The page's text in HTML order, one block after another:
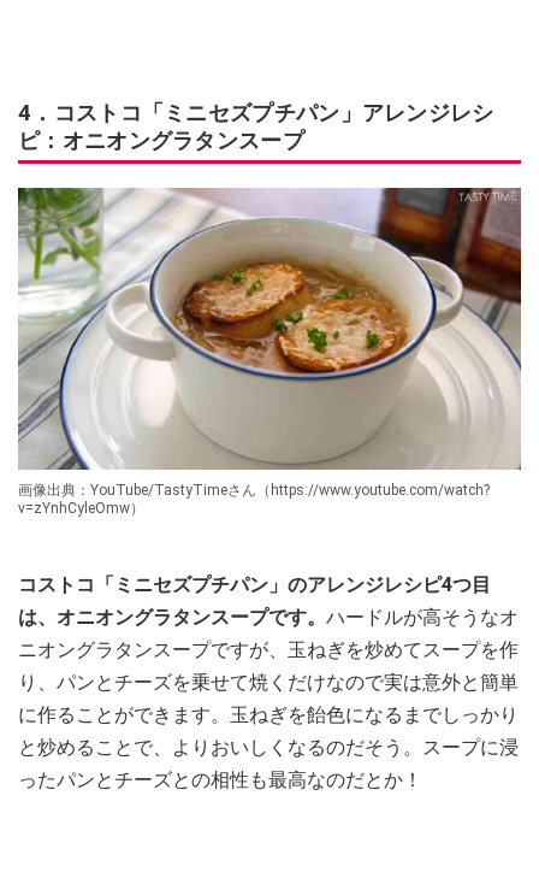
4．コストコ「ミニセズプチパン」アレンジレシ
ピ：オニオングラタンスープ
画像出典：YouTube/TastyTimeさん（https://www.youtube.com/watch?
v=zYnhCyleOmw）
コストコ「ミニセズプチパン」のアレンジレシピ4つ目
は、オニオングラタンスープです。 ハードルが高そうなオ
ニオングラタンスープですが、玉ねぎを炒めてスープを作
り、パンとチーズを乗せて焼くだけなので実は意外と簡単
に作ることができます。玉ねぎを飴色になるまでしっかり
と炒めることで、よりおいしくなるのだそう。スープに浸
ったパンとチーズとの相性も最高なのだとか！